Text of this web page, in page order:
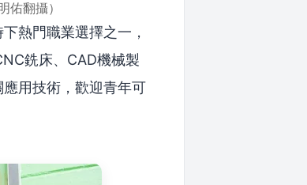
翻攝）
熱門職業選擇之一，
銑床、CAD機械製
用技術，歡迎青年可